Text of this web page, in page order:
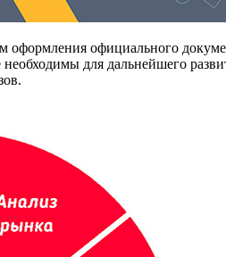
оформления официального
для дальнейшего